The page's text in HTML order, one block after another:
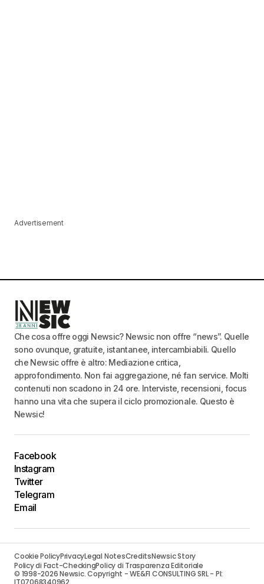
Advertisement
Che cosa offre oggi Newsic? Newsic non offre “news”. Quelle
sono ovunque, gratuite, istantanee, intercambiabili. Quello
che Newsic offre è altro: Mediazione critica,
approfondimento. Non fai aggregazione, né fan service. Molti
contenuti non scadono in 24 ore. Interviste, recensioni, focus
hanno una vita che supera il ciclo promozionale. Questo è
Newsic!
Facebook
Instagram
Twitter
Telegram
Email
Cookie PolicyPrivacyLegal NotesCreditsNewsic Story
Policy di Fact-CheckingPolicy di Trasparenza Editoriale
© 1998-2026 Newsic. Copyright - WE&FI CONSULTING SRL - PI:
IT07068340962